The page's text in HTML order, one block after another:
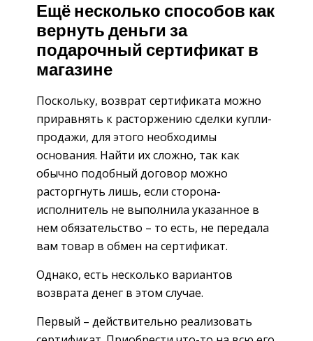
Ещё несколько способов как
вернуть деньги за
подарочный сертификат в
магазине
Поскольку, возврат сертификата можно
приравнять к расторжению сделки купли-
продажи, для этого необходимы
основания. Найти их сложно, так как
обычно подобный договор можно
расторгнуть лишь, если сторона-
исполнитель не выполнила указанное в
нем обязательство – то есть, не передала
вам товар в обмен на сертификат.
Однако, есть несколько вариантов
возврата денег в этом случае.
Первый – действительно реализовать